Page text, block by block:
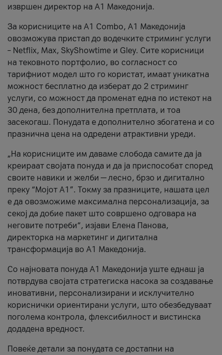
извршен директор на А1 Македонија.
За корисниците на A1 Combo, А1 Македонија
овозможува пристап до водечките стриминг услуги
– Netflix, Max, SkyShowtime и Gley. Сите корисници
на тековното портфолио, во согласност со
тарифниот модел што го користат, имаат уникатна
можност бесплатно да изберат до 2 стриминг
услуги, со можност да променат една по истекот на
30 дена, без дополнителна претплата, и тоа
засекогаш. Понудата е дополнително збогатена и со
празнична цена на одредени атрактивни уреди.
„На корисниците им даваме слобода самите да ја
креираат својата понуда и да ја приспособат според
своите навики и желби — лесно, брзо и дигитално
преку “Мојот А1”. Токму за празниците, нашата цел
е да овозможиме максимална персонализација, за
секој да добие пакет што совршено одговара на
неговите потреби“, изјави Елена Панова,
директорка на маркетинг и дигитална
трансформација во А1 Македонија.
Со најновата понуда А1 Македонија уште еднаш ја
потврдува својата стратегиска насока за создавање
иновативни, персонализирани и исклучително
кориснички ориентирани услуги, што обезбедуваат
поголема контрола, флексибилност и вистинска
додадена вредност.
Повеќе детали за понудата се достапни на